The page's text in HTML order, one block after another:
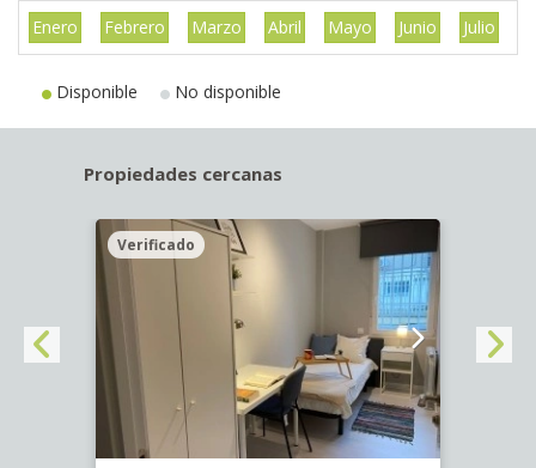
Enero Febrero Marzo Abril Mayo Junio Julio
Disponible No disponible
Propiedades cercanas
Verificado